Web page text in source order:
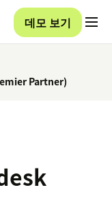
데모 보기
Partner)